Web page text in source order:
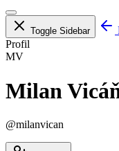
Toggle Sidebar
Profil
MV
Milan
@milanvican